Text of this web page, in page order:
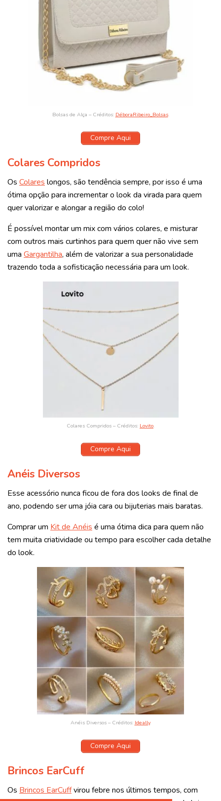
Bolsas de Alça – Créditos: DéboraRibeiro_Bolsas.
Compre Aqui
Colares Compridos
Os Colares longos, são tendência sempre, por isso é uma
ótima opção para incrementar o look da virada para quem
quer valorizar e alongar a região do colo!
É possível montar um mix com vários colares, e misturar
com outros mais curtinhos para quem quer não vive sem
uma Gargantilha, além de valorizar a sua personalidade
trazendo toda a sofisticação necessária para um look.
Colares Compridos – Créditos: Lovito.
Compre Aqui
Anéis Diversos
Esse acessório nunca ficou de fora dos looks de final de
ano, podendo ser uma jóia cara ou bijuterias mais baratas.
Comprar um Kit de Anéis é uma ótima dica para quem não
tem muita criatividade ou tempo para escolher cada detalhe
do look.
Anéis Diversos – Créditos: Ideally.
Compre Aqui
Brincos EarCuff
Os Brincos EarCuffvirou febre nos últimos tempos, com